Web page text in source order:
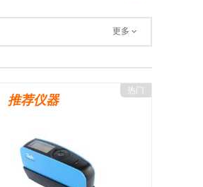
更多
热门
推荐仪器